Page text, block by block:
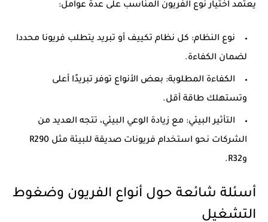
يعتمد اختيارنوع الفريون المناسب على عدة عوامل:
نوع النظام: كل نظام تكييف أو تبريد يتطلب فريونا محددا
لضمان الكفاءة.
الكفاءة المطلوبة: بعض الأنواع توفر تبريدًا أعلى
وتستهلك طاقة أقل.
التأثير البيئي: مع زيادة الوعي البيئي، تتجه العديد من
الشركات نحو استخدام فريونات صديقة للبيئة مثل R290
وR32.
أسئلة شائعة حول أنواع الفريون وضغوط
التشغيل